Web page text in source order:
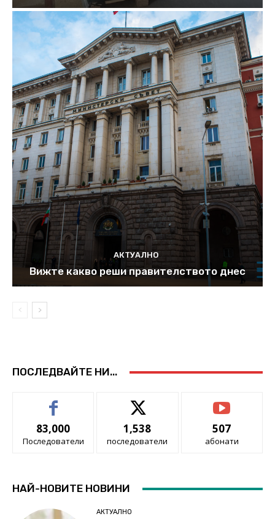
АКТУАЛНО
Вижте какво реши правителството днес
ПОСЛЕДВАЙТЕ НИ...
83,000
Последователи
1,538
последователи
507
абонати
НАЙ-НОВИТЕ НОВИНИ
АКТУАЛНО